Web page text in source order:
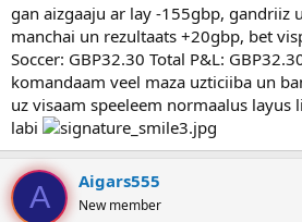
gan aizgaaju ar lay -155gbp, gandriiz
manchai un rezultaats +20gbp, bet
Soccer: GBP32.30 Total P&L:
komandaam veel maza uzticiiba un
uz visaam speeleem normaalus layus
labi
A Aigars555
New member